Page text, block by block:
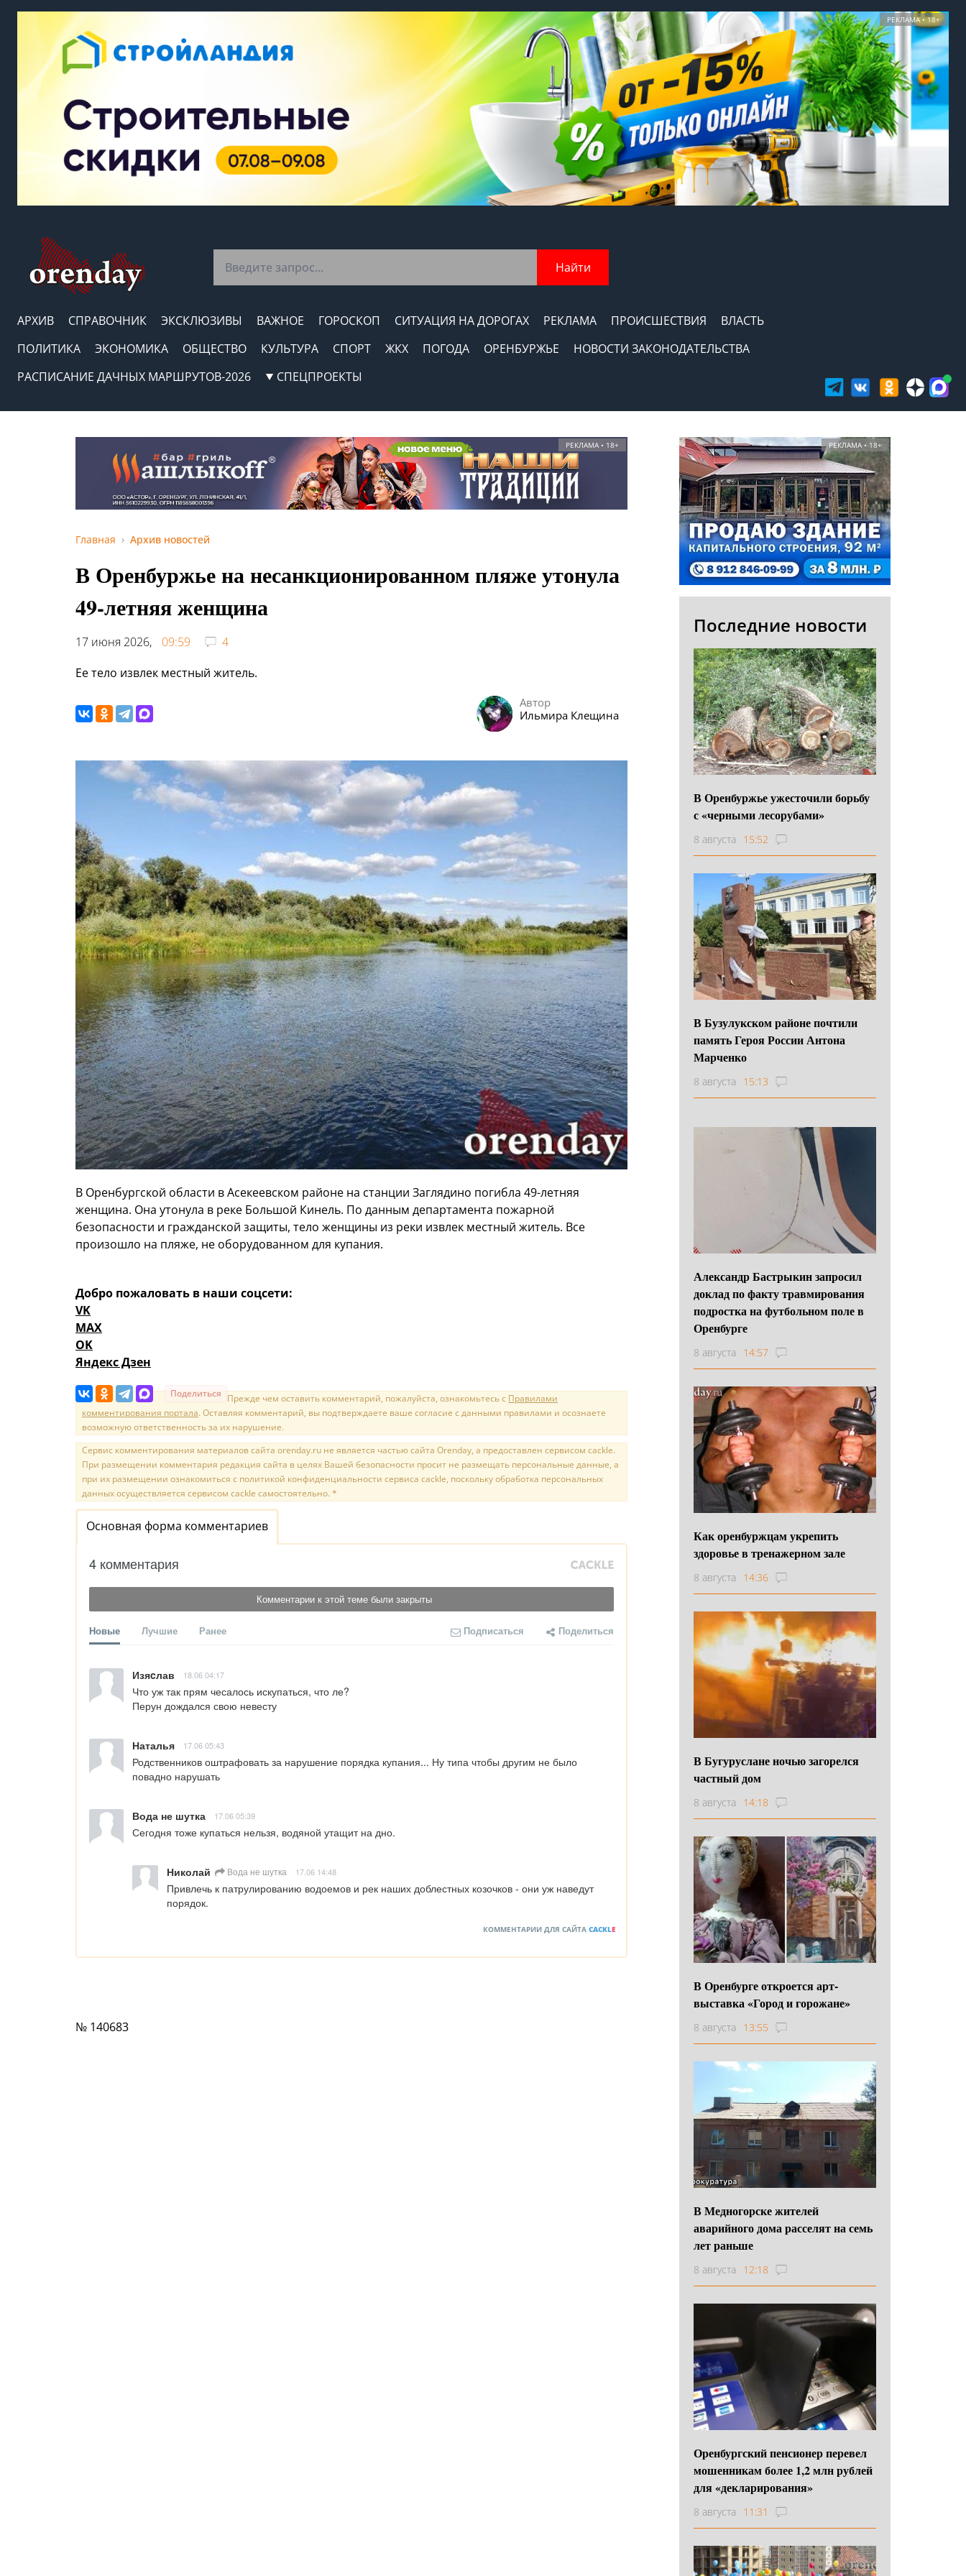
РЕКЛАМА • 18+
Найти
АРХИВ СПРАВОЧНИК ЭКСКЛЮЗИВЫ ВАЖНОЕ ГОРОСКОП СИТУАЦИЯ НА ДОРОГАХ РЕКЛАМА ПРОИСШЕСТВИЯ
ВЛАСТЬ
ПОЛИТИКА
ЭКОНОМИКА ОБЩЕСТВО КУЛЬТУРА СПОРТ ЖКХ ПОГОДА ОРЕНБУРЖЬЕ
НОВОСТИ ЗАКОНОДАТЕЛЬСТВА
РАСПИСАНИЕ ДАЧНЫХ МАРШРУТОВ-2026
СПЕЦПРОЕКТЫ
РЕКЛАМА • 18+
Главная Архив новостей
В Оренбуржье на несанкционированном пляже утонула
49-летняя женщина
17 июня 2026, 09:59
4
Ее тело извлек местный житель.
Автор
Ильмира Клещина
В Оренбургской области в Асекеевском районе на станции Заглядино погибла 49-летняя
женщина. Она утонула в реке Большой Кинель. По данным департамента пожарной
безопасности и гражданской защиты, тело женщины из реки извлек местный житель. Все
произошло на пляже, не оборудованном для купания.
Добро пожаловать в наши соцсети:
VK
MAX
OK
Яндекс Дзен
Поделиться Прежде чем оставить комментарий, пожалуйста, ознакомьтесь с Правилами
комментирования портала. Оставляя комментарий, вы подтверждаете ваше согласие с данными правилами и осознаете
возможную ответственность за их нарушение.
Сервис комментирования материалов сайта orenday.ru не является частью сайта Orenday, а предоставлен сервисом cackle.
При размещении комментария редакция сайта в целях Вашей безопасности просит не размещать персональные данные, а
при их размещении ознакомиться с политикой конфиденциальности сервиса cackle, поскольку обработка персональных
данных осуществляется сервисом cackle самостоятельно. *
Основная форма комментариев
4 комментария
Комментарии к этой теме были закрыты
Новые Лучшие Ранее Подписаться Поделиться
Изяcлав 18.06 04:17
Что уж так прям чесалось искупаться, что ле?
Перун дождался свою невесту
Наталья 17.06 05:43
Родственников оштрафовать за нарушение порядка купания... Ну типа чтобы другим не было
повадно нарушать
Вода не шутка 17.06 05:39
Сегодня тоже купаться нельзя, водяной утащит на дно.
Николай Вода не шутка 17.06 14:48
Привлечь к патрулированию водоемов и рек наших доблестных козочков - они уж наведут
порядок.
КОММЕНТАРИИ ДЛЯ САЙТА CACKLE
№ 140683
РЕКЛАМА • 18+
Последние новости
В Оренбуржье ужесточили борьбу
с «черными лесорубами»
8 августа 15:52
В Бузулукском районе почтили
память Героя России Антона
Марченко
8 августа 15:13
Александр Бастрыкин запросил
доклад по факту травмирования
подростка на футбольном поле в
Оренбурге
8 августа 14:57
Как оренбуржцам укрепить
здоровье в тренажерном зале
8 августа 14:36
В Бугуруслане ночью загорелся
частный дом
8 августа 14:18
В Оренбурге откроется арт-
выставка «Город и горожане»
8 августа 13:55
В Медногорске жителей
аварийного дома расселят на семь
лет раньше
8 августа 12:18
Оренбургский пенсионер перевел
мошенникам более 1,2 млн рублей
для «декларирования»
8 августа 11:31